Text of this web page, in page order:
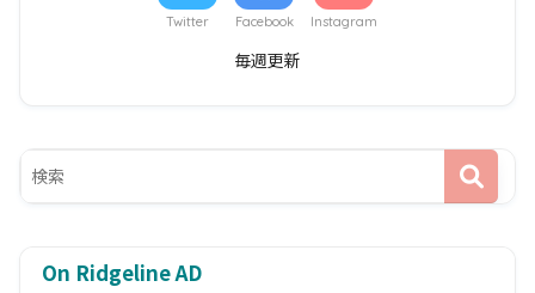
Twitter Facebook Instagram
毎週更新
On Ridgeline AD